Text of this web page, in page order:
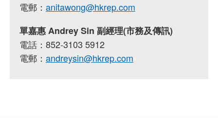
電郵： anitawong@hkrep.com
單嘉惠 Andrey Sin 副經理(市務及傳訊)
電話：852-3103 5912
電郵： andreysin@hkrep.com